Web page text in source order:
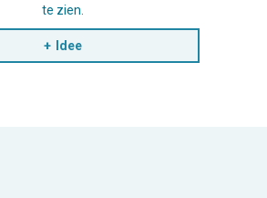
te zien.
Idee